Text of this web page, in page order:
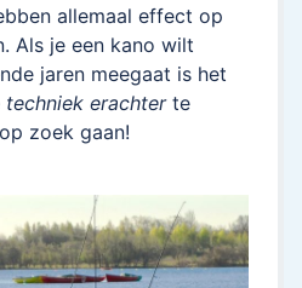
allemaal effect op
Als je een kano wilt
jaren meegaat is het
techniek erachterte
zoek gaan!